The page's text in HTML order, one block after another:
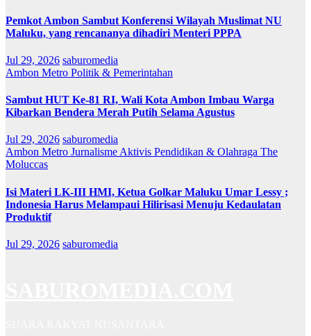
Pemkot Ambon Sambut Konferensi Wilayah Muslimat NU
Maluku, yang rencananya dihadiri Menteri PPPA
Jul 29, 2026 saburomedia
Ambon Metro Politik & Pemerintahan
Sambut HUT Ke-81 RI, Wali Kota Ambon Imbau Warga
Kibarkan Bendera Merah Putih Selama Agustus
Jul 29, 2026 saburomedia
Ambon Metro Jurnalisme Aktivis Pendidikan & Olahraga The
Moluccas
Isi Materi LK-III HMI, Ketua Golkar Maluku Umar Lessy ;
Indonesia Harus Melampaui Hilirisasi Menuju Kedaulatan
Produktif
Jul 29, 2026 saburomedia